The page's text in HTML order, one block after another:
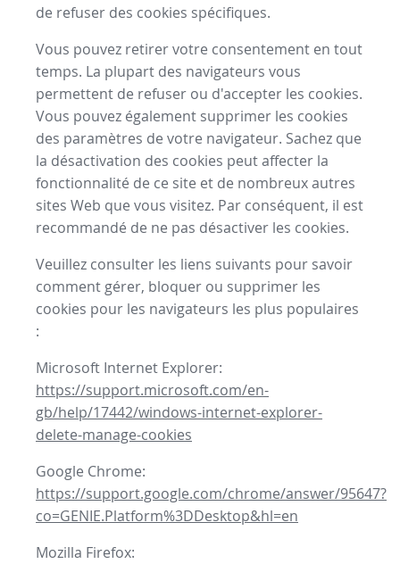
de refuser des cookies spécifiques.
Vous pouvez retirer votre consentement en tout
temps. La plupart des navigateurs vous
permettent de refuser ou d'accepter les cookies.
Vous pouvez également supprimer les cookies
des paramètres de votre navigateur. Sachez que
la désactivation des cookies peut affecter la
fonctionnalité de ce site et de nombreux autres
sites Web que vous visitez. Par conséquent, il est
recommandé de ne pas désactiver les cookies.
Veuillez consulter les liens suivants pour savoir
comment gérer, bloquer ou supprimer les
cookies pour les navigateurs les plus populaires
:
Microsoft Internet Explorer:
https://support.microsoft.com/en-
gb/help/17442/windows-internet-explorer-
delete-manage-cookies
Google Chrome:
https://support.google.com/chrome/answer/95647?
co=GENIE.Platform%3DDesktop&hl=en
Mozilla Firefox: